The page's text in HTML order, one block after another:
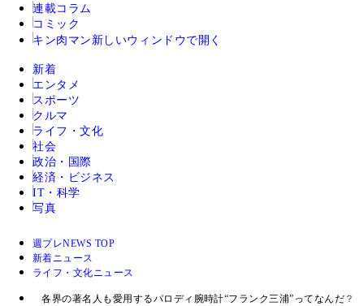
連載コラム
コミック
キン肉マン 新しいウィンドウで開く
新着
エンタメ
スポーツ
クルマ
ライフ・文化
社会
政治・国際
経済・ビジネス
IT・科学
写真
週プレNEWS TOP
新着ニュース
ライフ・文化ニュース
各界の著名人も愛用するパロディ腕時計“フランク三浦”ってなんだ？